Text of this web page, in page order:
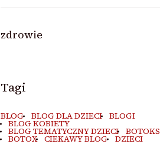
zdrowie
Tagi
BLOG BLOG DLA DZIECI BLOGI
BLOG KOBIETY
BLOG TEMATYCZNY DZIECI BOTOKS
BOTOX CIEKAWY BLOG DZIECI